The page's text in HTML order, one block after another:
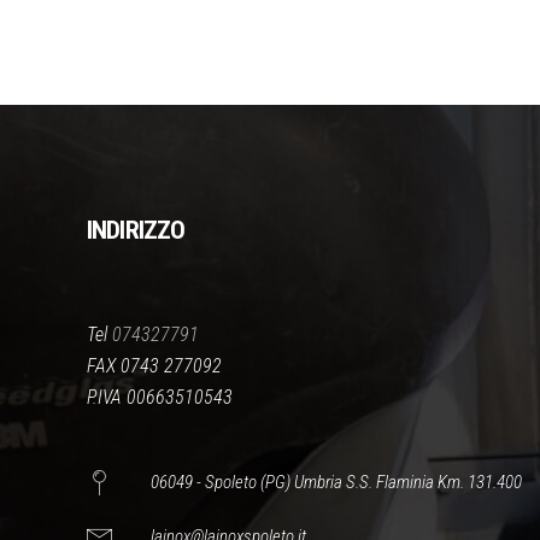
INDIRIZZO
Tel074327791
FAX 0743 277092
P.IVA 00663510543
06049 - Spoleto (PG) Umbria S.S. Flaminia Km. 131.400